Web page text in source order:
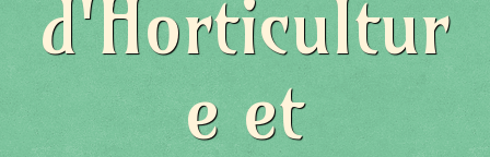
d'Horticultur
e et